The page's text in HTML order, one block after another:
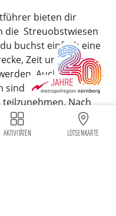
AKTIVITÄTEN LOTSENKARTE
bieten dir
die Streuobstwiesen
buchst einfach eine
Zeit und Themen
Auch
sind herzlich
Nach
auch
ein Picknick oder